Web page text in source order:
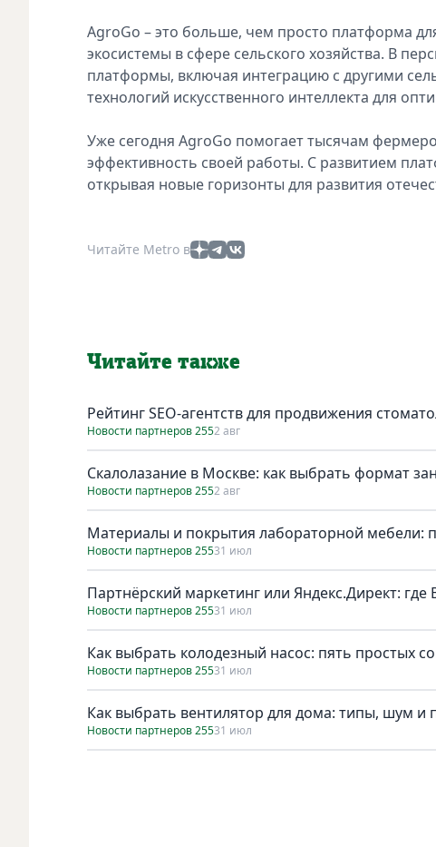
AgroGo – это больше, чем просто платформа
экосистемы в сфере сельского хозяйства. В
платформы, включая интеграцию с другими
технологий искусственного интеллекта для
Уже сегодня AgroGo помогает тысячам
эффективность своей работы. С развитием
открывая новые горизонты для развития
Читайте Metro в
Читайте также
Рейтинг SEO-агентств для продвижения
Новости партнеров 2552 авг
Скалолазание в Москве: как выбрать формат
Новости партнеров 2552 авг
Материалы и покрытия лабораторной мебели:
Новости партнеров 25531 июл
Партнёрский маркетинг или Яндекс.Директ:
Новости партнеров 25531 июл
Как выбрать колодезный насос: пять простых
Новости партнеров 25531 июл
Как выбрать вентилятор для дома: типы, шум и
Новости партнеров 25531 июл